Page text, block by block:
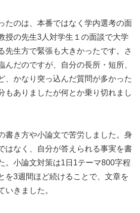
たのは、本番ではなく学内選考の面
授の先生3人対学生１の面談で大学
先生方で緊張も大きかったです。さ
んだのですが、自分の長所・短所、
、かなり突っ込んだ質問が多かった
もありましたが何とか乗り切れまし
書き方や小論文で苦労しました。身
はなく、自分が答えられる事実を書
。小論文対策は1日1テーマ800字程
を3週間ほど続けることで、文章を
いきました。